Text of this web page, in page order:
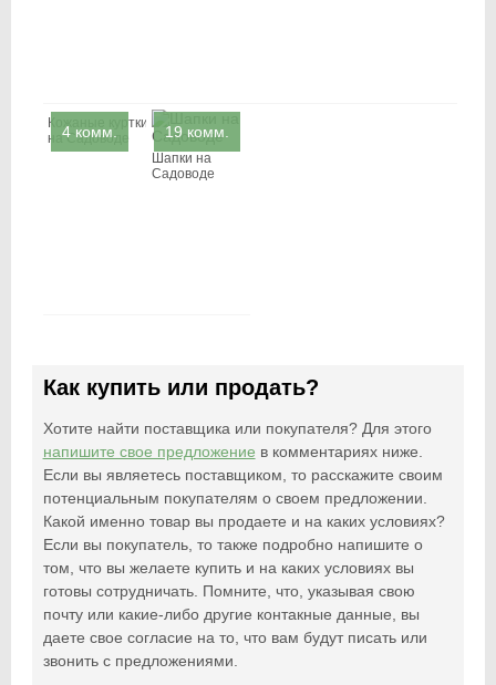
4 комм.
Кожаные куртки
на Садоводе
19 комм.
Шапки на
Садоводе
Как купить или продать?
Хотите найти поставщика или покупателя? Для этого
напишите свое предложение в комментариях ниже.
Если вы являетесь поставщиком, то расскажите своим
потенциальным покупателям о своем предложении.
Какой именно товар вы продаете и на каких условиях?
Если вы покупатель, то также подробно напишите о
том, что вы желаете купить и на каких условиях вы
готовы сотрудничать. Помните, что, указывая свою
почту или какие-либо другие контакные данные, вы
даете свое согласие на то, что вам будут писать или
звонить с предложениями.